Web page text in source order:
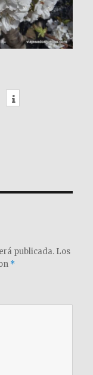
publicada. Los
*